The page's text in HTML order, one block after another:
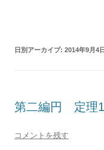
日別アーカイブ: 2014年9月4日
第二編円 定理
コメントを残す